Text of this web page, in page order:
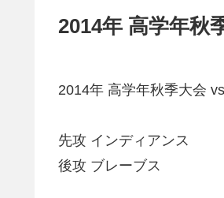
2014年 高学年秋
2014年 高学年秋季大会
先攻 インディアンス
後攻 ブレーブス